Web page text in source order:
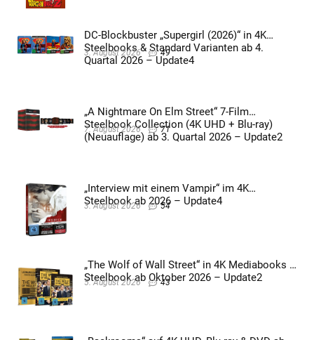
DC-Blockbuster „Supergirl (2026)“ in 4K
Steelbooks & Standard Varianten ab 4.
Quartal 2026 – Update4
3. August 2026 49
„A Nightmare On Elm Street“ 7-Film
Steelbook Collection (4K UHD + Blu-ray)
(Neuauflage) ab 3. Quartal 2026 – Update2
7. August 2026 71
„Interview mit einem Vampir“ im 4K
Steelbook ab 2026 – Update4
3. August 2026 54
„The Wolf of Wall Street“ in 4K Mediabooks &
Steelbook ab Oktober 2026 – Update2
5. August 2026 43